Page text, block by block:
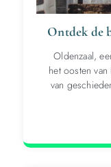
Ontdek de
Oldenzaal,
het oosten
van